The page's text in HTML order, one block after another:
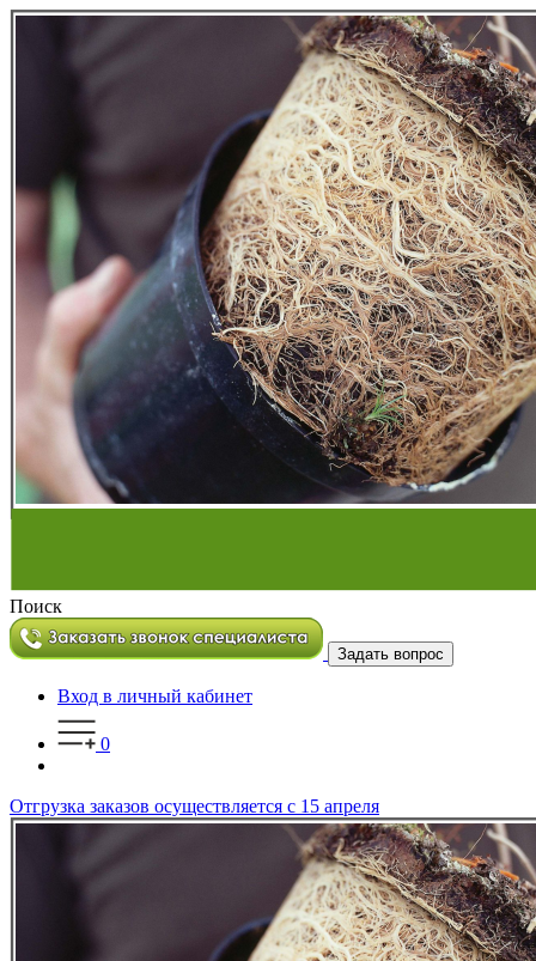
Поиск
Задать вопрос
Вход в личный кабинет
0
Отгрузка заказов осуществляется с 15 апреля